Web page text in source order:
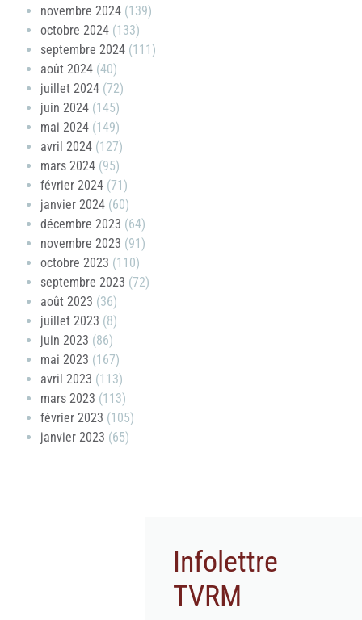
novembre 2024 (139)
octobre 2024 (133)
septembre 2024 (111)
août 2024 (40)
juillet 2024 (72)
juin 2024 (145)
mai 2024 (149)
avril 2024 (127)
mars 2024 (95)
février 2024 (71)
janvier 2024 (60)
décembre 2023 (64)
novembre 2023 (91)
octobre 2023 (110)
septembre 2023 (72)
août 2023 (36)
juillet 2023 (8)
juin 2023 (86)
mai 2023 (167)
avril 2023 (113)
mars 2023 (113)
février 2023 (105)
janvier 2023 (65)
Infolettre
TVRM